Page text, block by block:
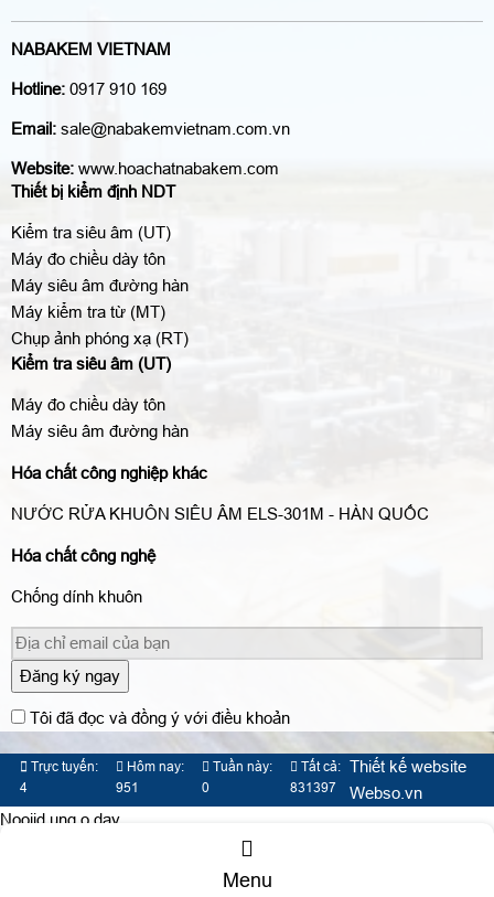
NABAKEM VIETNAM
Hotline: 0917 910 169
Email: sale@nabakemvietnam.com.vn
Website: www.hoachatnabakem.com
Thiết bị kiểm định NDT
Kiểm tra siêu âm (UT)
Máy đo chiều dày tôn
Máy siêu âm đường hàn
Máy kiểm tra từ (MT)
Chụp ảnh phóng xạ (RT)
Kiểm tra siêu âm (UT)
Máy đo chiều dày tôn
Máy siêu âm đường hàn
Hóa chất công nghiệp khác
NƯỚC RỬA KHUÔN SIÊU ÂM ELS-301M - HÀN QUỐC
Hóa chất công nghệ
Chống dính khuôn
Đăng ký ngay
Tôi đã đọc và đồng ý với điều khoản
Trực tuyến:
4
Hôm nay:
951
Tuần này:
0
Tất cả:
831397
Thiết kế website
Webso.vn
Menu
Nooijd ung o day